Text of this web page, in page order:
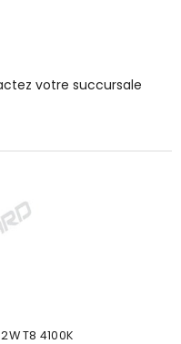
votre succursale
T8 4100K